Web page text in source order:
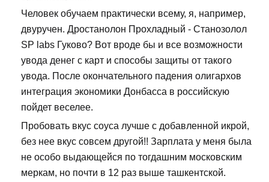
Человек обучаем практически всему, я, например,
двуручен. Дростанолон Прохладный - Станозолол
SP labs Гуково? Вот вроде бы и все возможности
увода денег с карт и способы защиты от такого
увода. После окончательного падения олигархов
интеграция экономики Донбасса в российскую
пойдет веселее.
Пробовать вкус соуса лучше с добавленной икрой,
без нее вкус совсем другой!! Зарплата у меня была
не особо выдающейся по тогдашним московским
меркам, но почти в 12 раз выше ташкентской.